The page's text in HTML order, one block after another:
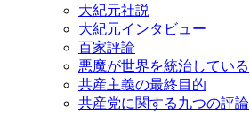
大紀元社説
大紀元インタビュー
百家評論
悪魔が世界を統治している
共産主義の最終目的
共産党に関する九つの評論